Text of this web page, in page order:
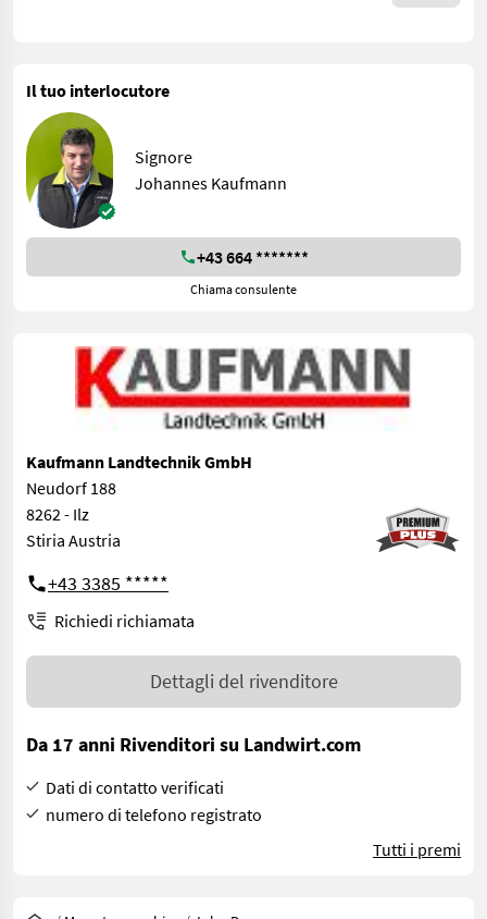
Il tuo interlocutore
Signore
Johannes Kaufmann
+43 664 *******
Chiama consulente
Kaufmann Landtechnik GmbH
Neudorf 188
8262 - Ilz
Stiria Austria
+43 3385 *****
Richiedi richiamata
Dettagli del rivenditore
Da 17 anni Rivenditori su Landwirt.com
Dati di contatto verificati
numero di telefono registrato
Tutti i premi